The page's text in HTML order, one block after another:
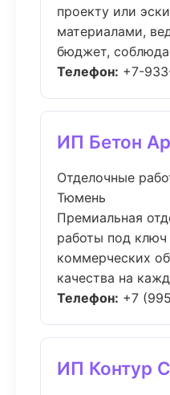
проекту или
материалами,
бюджет,
Телефон: +7-
ИП Бетон
Отделочные
Тюмень
Премиальная
работы под
коммерческих
качества на
Телефон: +7
ИП Контур